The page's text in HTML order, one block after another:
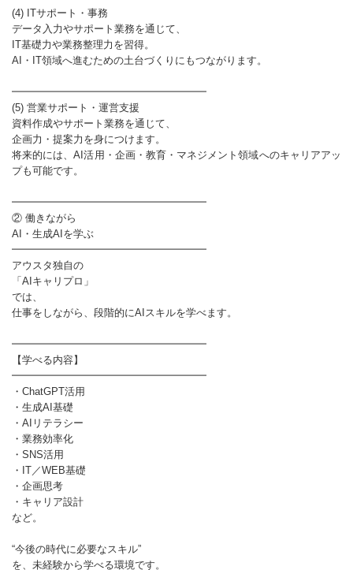
(4) ITサポート・事務
データ入力やサポート業務を通じて、
IT基礎力や業務整理力を習得。
AI・IT領域へ進むための土台づくりにもつながります。
━━━━━━━━━━━━━━━━━━━
(5) 営業サポート・運営支援
資料作成やサポート業務を通じて、
企画力・提案力を身につけます。
将来的には、AI活用・企画・教育・マネジメント領域へのキャリアアッ
プも可能です。
━━━━━━━━━━━━━━━━━━━
② 働きながら
AI・生成AIを学ぶ
━━━━━━━━━━━━━━━━━━━
アウスタ独自の
「AIキャリプロ」
では、
仕事をしながら、段階的にAIスキルを学べます。
━━━━━━━━━━━━━━━━━━━
【学べる内容】
━━━━━━━━━━━━━━━━━━━
・ChatGPT活用
・生成AI基礎
・AIリテラシー
・業務効率化
・SNS活用
・IT／WEB基礎
・企画思考
・キャリア設計
など。
“今後の時代に必要なスキル”
を、未経験から学べる環境です。